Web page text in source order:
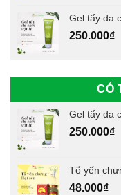
Gel tẩy da
250.000₫
CÓ
Gel tẩy da
250.000₫
Tổ yến
48.000₫